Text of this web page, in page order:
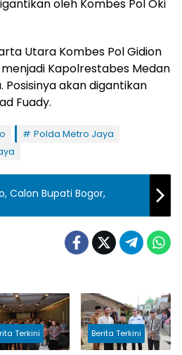
oleh Kombes Pol Oki
Utara Kombes Pol Gidion
Kapolrestabes Medan
Posisinya akan digantikan
Fuady.
Polda Metro Jaya
Calon Bupati Bogor,
Terkini Berita Terkini